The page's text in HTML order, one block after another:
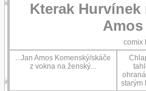
Kterak
comix
...Jan Amos Komenský/skáče
z vokna na ženský...
starým